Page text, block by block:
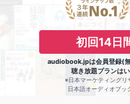
初回14日
audiobook.jpは会員登録(無
聴き放題プランは
※日本マーケティング
日本語オーディオブッ